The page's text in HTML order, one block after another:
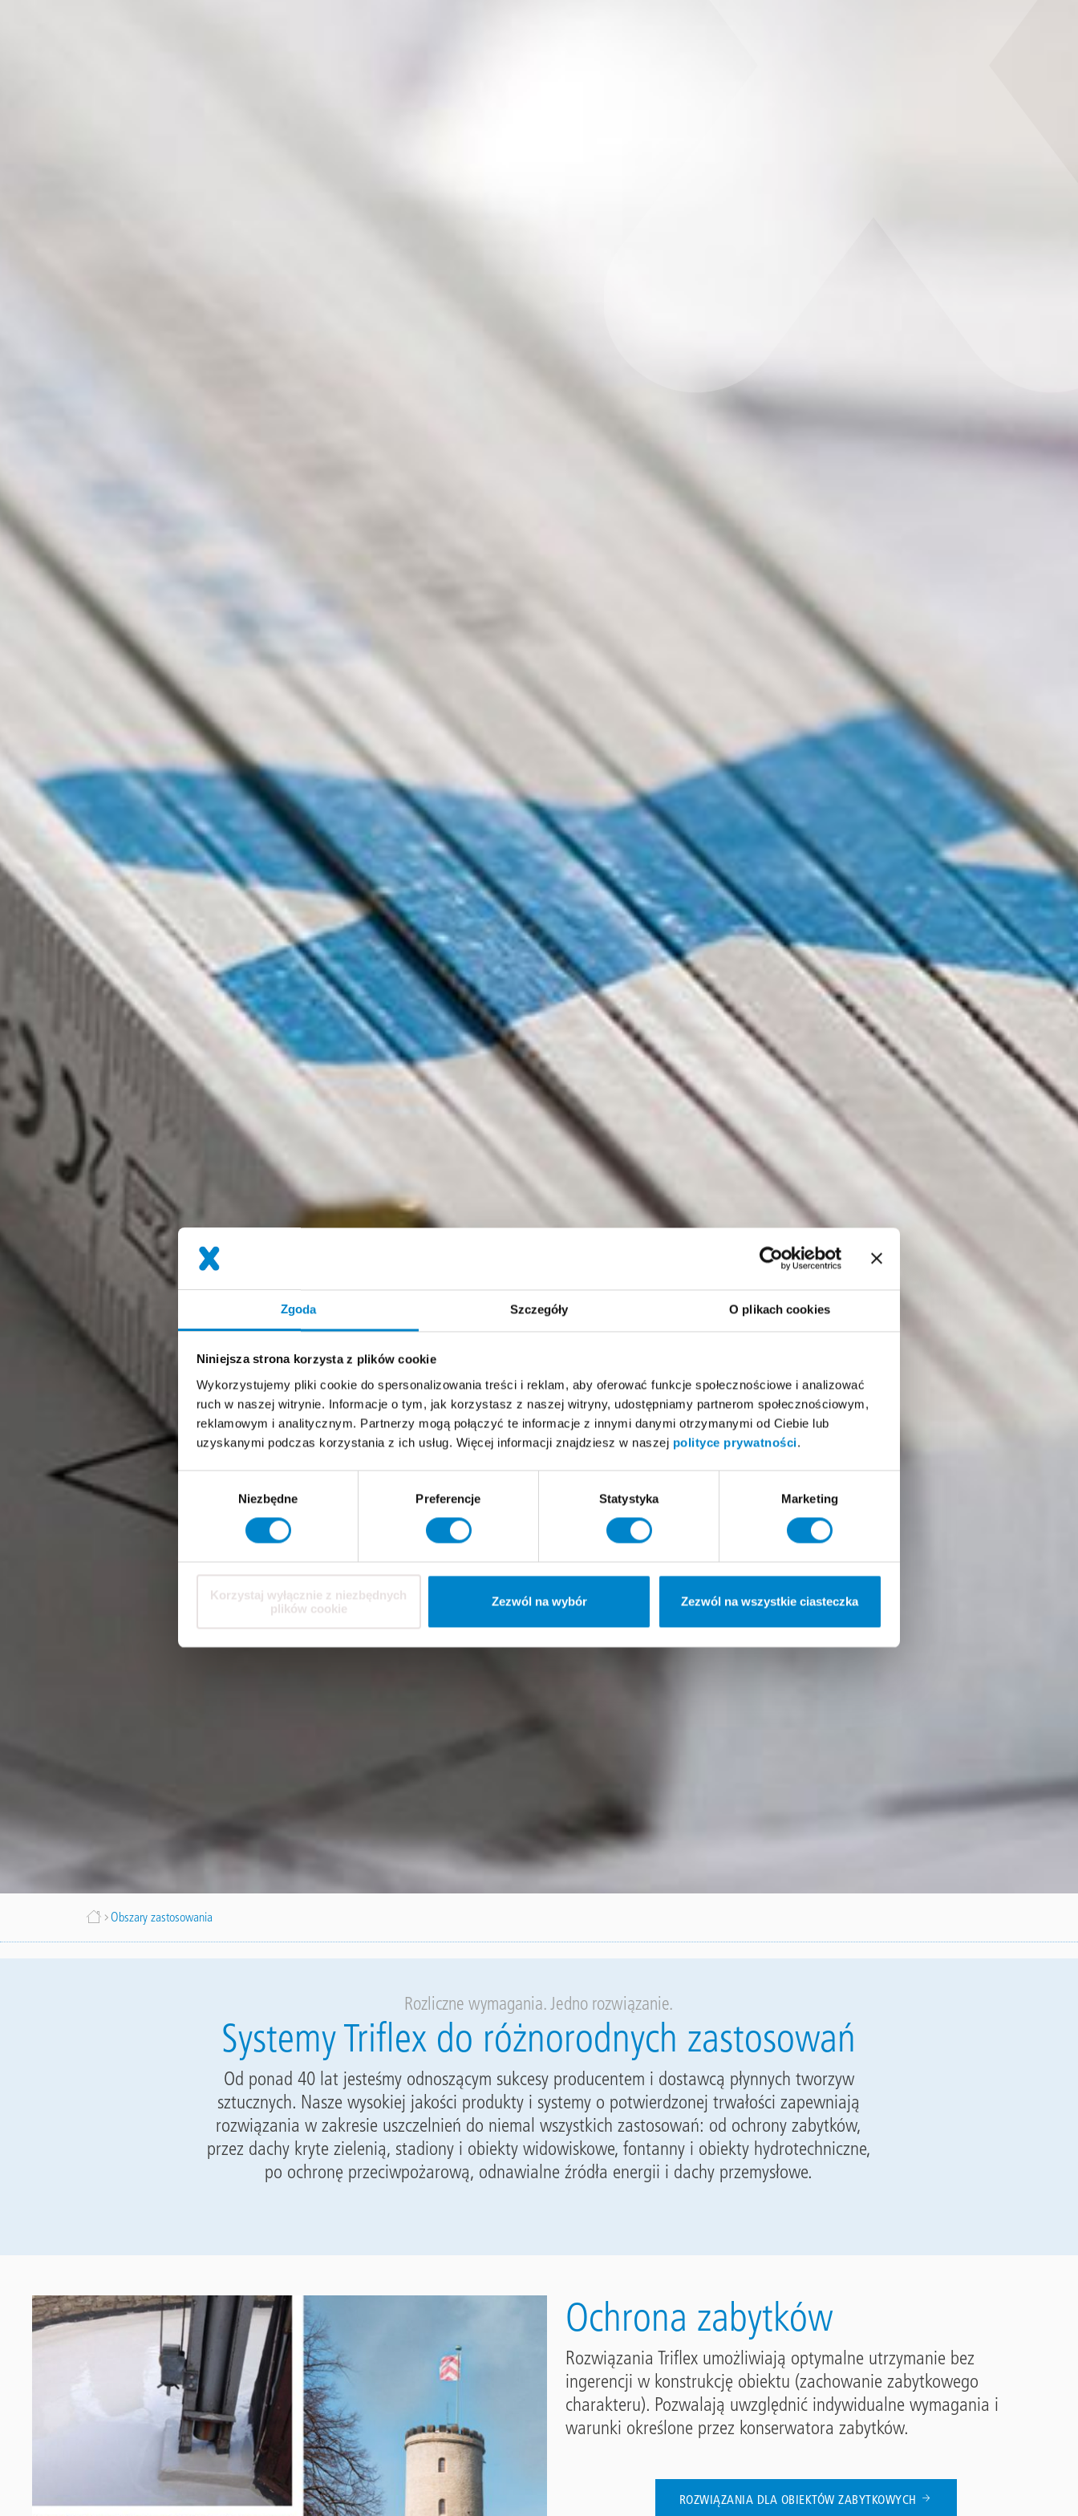
Zgoda Szczegóły O plikach cookies
Niniejsza strona korzysta z plików cookie
Wykorzystujemy pliki cookie do spersonalizowania treści i reklam, aby oferować funkcje społecznościowe i analizować
ruch w naszej witrynie. Informacje o tym, jak korzystasz z naszej witryny, udostępniamy partnerom społecznościowym,
reklamowym i analitycznym. Partnerzy mogą połączyć te informacje z innymi danymi otrzymanymi od Ciebie lub
uzyskanymi podczas korzystania z ich usług. Więcej informacji znajdziesz w naszej polityce prywatności.
Niezbędne Preferencje Statystyka Marketing
Korzystaj wyłącznie z niezbędnych
plików cookie
Zezwól na wybór Zezwól na wszystkie ciasteczka
ŚcieżkaObszary zastosowania
Rozliczne wymagania. Jedno rozwiązanie.
Systemy Triflex do różnorodnych zastosowań
Od ponad 40 lat jesteśmy odnoszącym sukcesy producentem i dostawcą płynnych tworzyw
sztucznych. Nasze wysokiej jakości produkty i systemy o potwierdzonej trwałości zapewniają
rozwiązania w zakresie uszczelnień do niemal wszystkich zastosowań: od ochrony zabytków,
przez dachy kryte zielenią, stadiony i obiekty widowiskowe, fontanny i obiekty hydrotechniczne,
po ochronę przeciwpożarową, odnawialne źródła energii i dachy przemysłowe.
Ochrona zabytków
Rozwiązania Triflex umożliwiają optymalne utrzymanie bez
ingerencji w konstrukcję obiektu (zachowanie zabytkowego
charakteru). Pozwalają uwzględnić indywidualne wymagania i
warunki określone przez konserwatora zabytków.
ROZWIĄZANIA DLA OBIEKTÓW ZABYTKOWYCH